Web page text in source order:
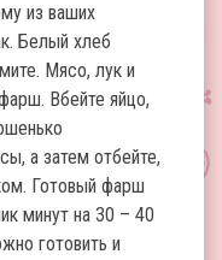
из ваших
Белый хлеб
Мясо, лук и
Вбейте яйцо,
а затем отбейте,
Готовый фарш
минут на 30 – 40
готовить и